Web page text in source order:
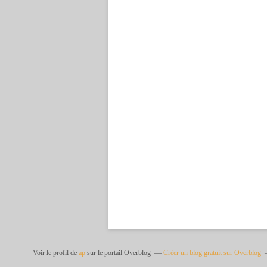
Voir le profil de ap sur le portail Overblog Créer un blog gratuit sur Overblog